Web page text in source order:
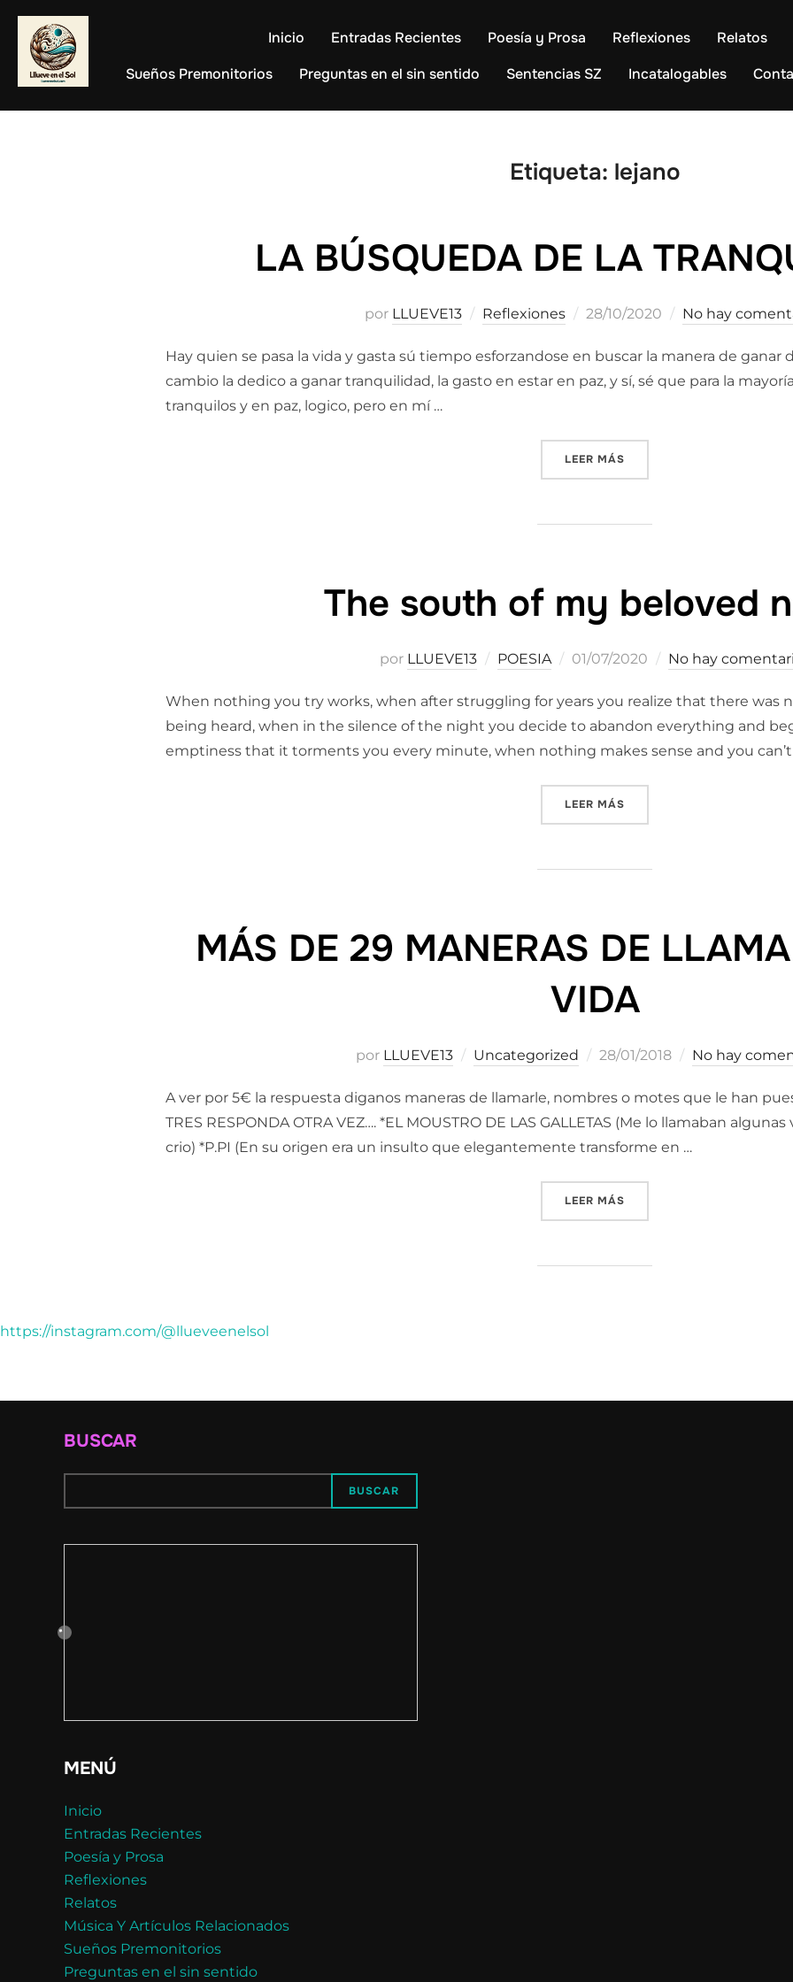
contenido
Inicio Entradas Recientes Poesía y Prosa Reflexiones Relatos
Sueños Premonitorios
Preguntas en el sin sentido Sentencias SZ Incatalogables
Etiqueta: lejano
LA BÚSQUEDA DE LA
por LLUEVE13 Reflexiones
Publicado
28/10/2020 No hay
Hay quien se pasa la vida y gasta sú tiempo esforzandose en buscar la manera de ganar
cambio la dedico a ganar tranquilidad, la gasto en estar en paz, y sí, sé que para la
tranquilos y en paz, logico, pero en mí …
LEER MÁS
The south of my beloved
por LLUEVE13 POESIA
Publicado
01/07/2020 No hay
When nothing you try works, when after struggling for years you realize that there was
being heard, when in the silence of the night you decide to abandon everything and
emptiness that it torments you every minute, when nothing makes sense and you
LEER MÁS
MÁS DE 29 MANERAS DE
VIDA
por LLUEVE13 Uncategorized
Publicado
28/01/2018 No hay
A ver por 5€ la respuesta diganos maneras de llamarle, nombres o motes que le han
TRES RESPONDA OTRA VEZ…. *EL MOUSTRO DE LAS GALLETAS (Me lo llamaban
crio) *P.PI (En su origen era un insulto que elegantemente transforme en …
LEER MÁS
https://instagram.com/@llueveenelsol
BUSCAR
BUSCAR
MENÚ
Inicio
Entradas Recientes
Poesía y Prosa
Reflexiones
Relatos
Música Y Artículos Relacionados
Sueños Premonitorios
Preguntas en el sin sentido